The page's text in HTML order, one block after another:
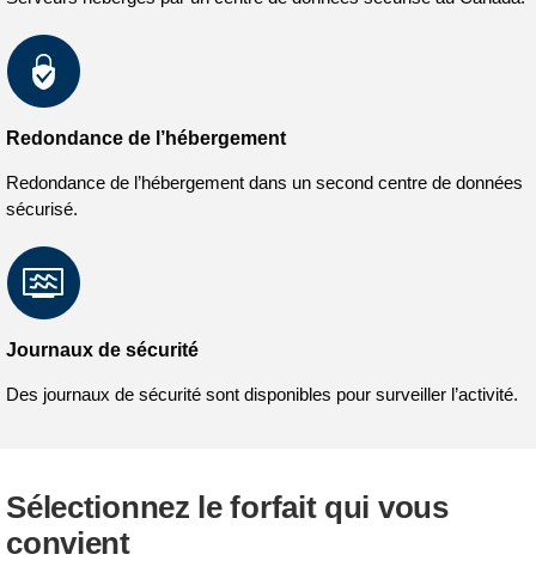
Redondance de l’hébergement
Redondance de l’hébergement dans un second centre de données
sécurisé.
Journaux de sécurité
Des journaux de sécurité sont disponibles pour surveiller l’activité.
Sélectionnez le forfait qui vous
convient